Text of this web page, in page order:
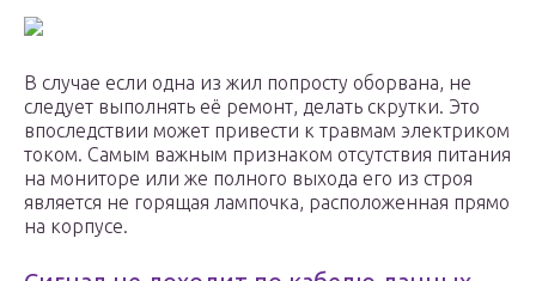
В случае если одна из жил попросту оборвана, не
следует выполнять её ремонт, делать скрутки. Это
впоследствии может привести к травмам электриком
током. Самым важным признаком отсутствия питания
на мониторе или же полного выхода его из строя
является не горящая лампочка, расположенная прямо
на корпусе.